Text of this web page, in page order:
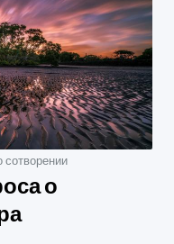
сотворении
о